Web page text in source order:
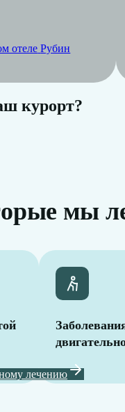
отеле Рубин
курорт?
мы
лечению